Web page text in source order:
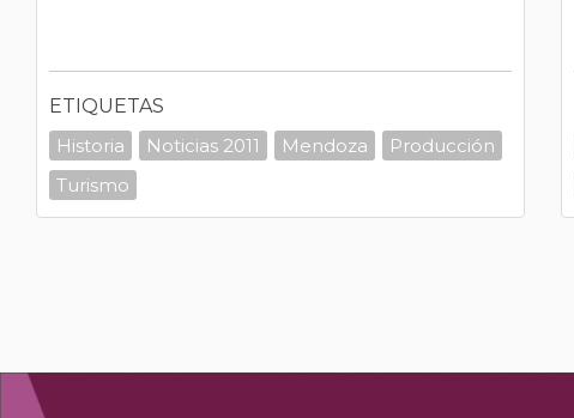
ETIQUETAS
Historia
Noticias 2011 Mendoza
Producción
Turismo